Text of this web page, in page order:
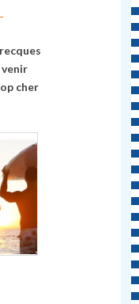
venir
cher